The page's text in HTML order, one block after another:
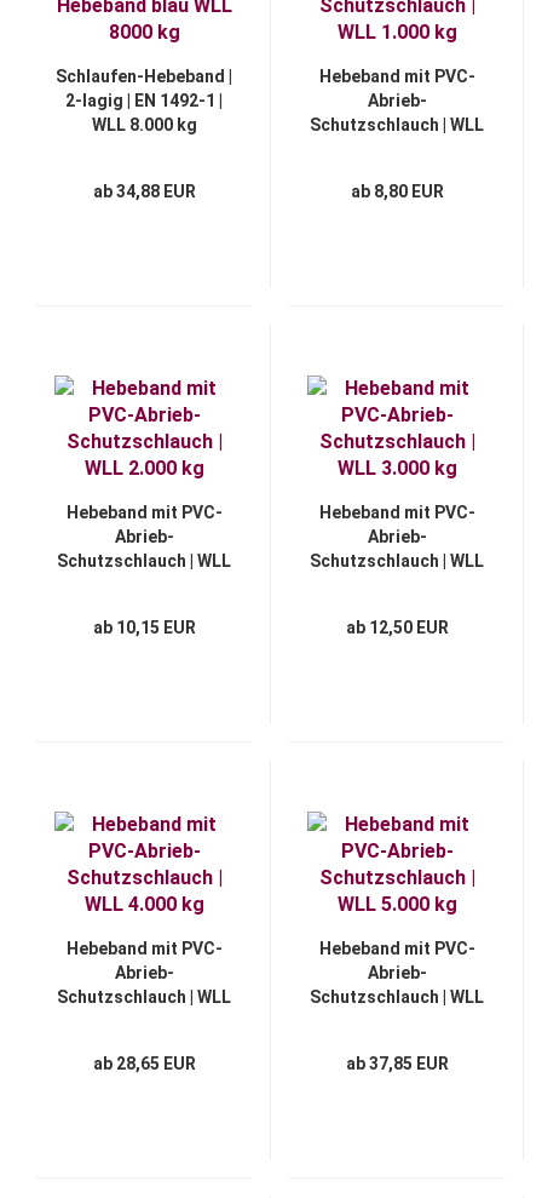
Schlaufen-Hebeband |
2-lagig | EN 1492-1 |
WLL 8.000 kg
ab 34,88 EUR
Hebeband mit PVC-
Abrieb-
Schutzschlauch | WLL
ab 8,80 EUR
Hebeband mit PVC-
Abrieb-
Schutzschlauch | WLL
ab 10,15 EUR
Hebeband mit PVC-
Abrieb-
Schutzschlauch | WLL
ab 12,50 EUR
Hebeband mit PVC-
Abrieb-
Schutzschlauch | WLL
ab 28,65 EUR
Hebeband mit PVC-
Abrieb-
Schutzschlauch | WLL
ab 37,85 EUR